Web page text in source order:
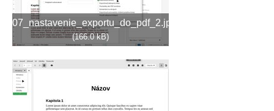
07_nastavenie_exportu_do_pdf_2.jpg
(166.0 kB)